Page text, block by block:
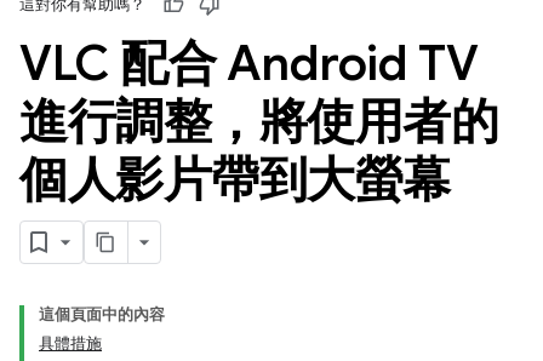
這對你有幫助嗎？
VLC 配合 Android TV
進行調整，將使用者的
個人影片帶到大螢幕
這個頁面中的內容
具體措施